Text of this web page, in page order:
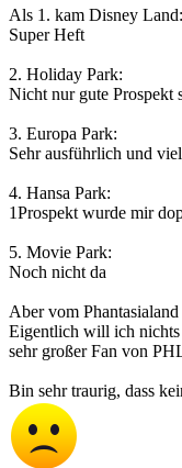
Als 1. kam Disney Land:
Super Heft
2. Holiday Park:
Nicht nur gute Prospekt
3. Europa Park:
Sehr ausführlich und
4. Hansa Park:
1Prospekt wurde mir
5. Movie Park:
Noch nicht da
Aber vom
Eigentlich will ich nichts
sehr großer Fan von
Bin sehr traurig, dass